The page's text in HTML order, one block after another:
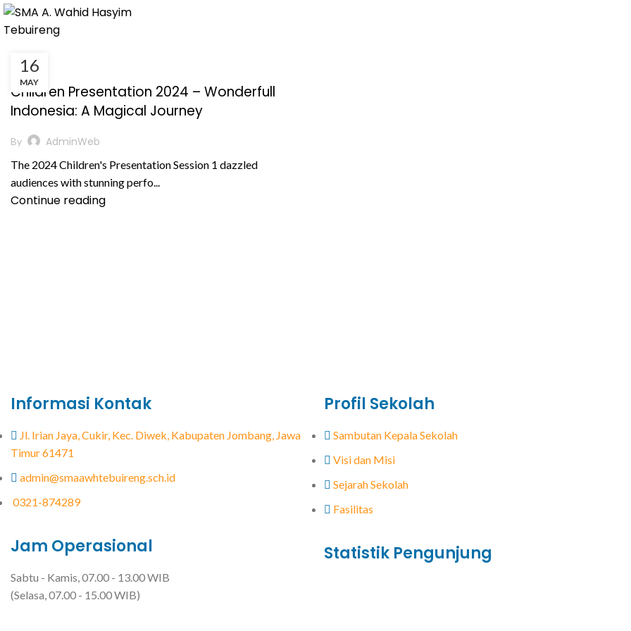
16
MAY
KEGIATAN
Children Presentation 2024 – Wonderfull
Indonesia: A Magical Journey
By AdminWeb
The 2024 Children's Presentation Session 1 dazzled
audiences with stunning perfo...
Continue reading
Informasi Kontak
Jl. Irian Jaya, Cukir, Kec. Diwek, Kabupaten Jombang, Jawa
Timur 61471
admin@smaawhtebuireng.sch.id
0321-874289
Jam Operasional
Sabtu - Kamis, 07.00 - 13.00 WIB
(Selasa, 07.00 - 15.00 WIB)
Profil Sekolah
Sambutan Kepala Sekolah
Visi dan Misi
Sejarah Sekolah
Fasilitas
Statistik Pengunjung